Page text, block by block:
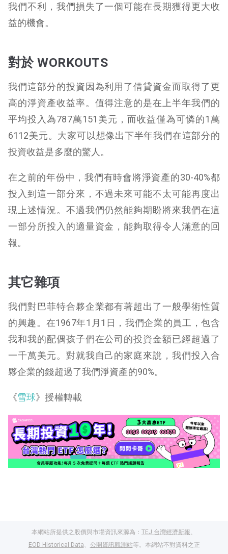
我們不利， 我們損失了一個可能在長期獲得更大收
益的機會。
對於 WORKOUTS
我們這部分的投資因為利用了借貸資金而取得了更
高的淨資產收益率。值得注意的是在上半年我們的
平均投入為787萬151美元，而收益僅為可憐的1萬
6112美元。大家可以想像出下半年我們在這部分的
投資收益是多麼的驚人。
在之前的年份中，我們有時會將淨資產的30-40%都
投入到這一部分來，不過未來可能不太可能再度出
現上述情況。不過我們仍然能夠期盼將來我們在這
一部分所投入的適量資金，能夠取得令人滿意的回
報。
其它雜項
我們對巴菲特合夥企業都有著超出了一般學術性質
的興趣。在1967年1月1日，我們企業的員工，包含
我和我的配偶孩子們在公司的投資金額已經超過了
一千萬美元。對就我自己的家庭來說，我們投入合
夥企業的錢超過了我們淨資產的90%。
《雪球》授權轉載
本網站所提供之股價與市場資訊來源為： TEJ 台灣經濟新報
EOD Historical Data
公開資訊觀測站等。本網站不對資料之正